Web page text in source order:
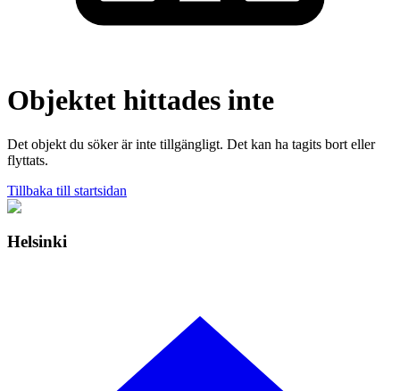
Objektet hittades inte
Det objekt du söker är inte tillgängligt. Det kan ha tagits bort eller
flyttats.
Tillbaka till startsidan
Helsinki